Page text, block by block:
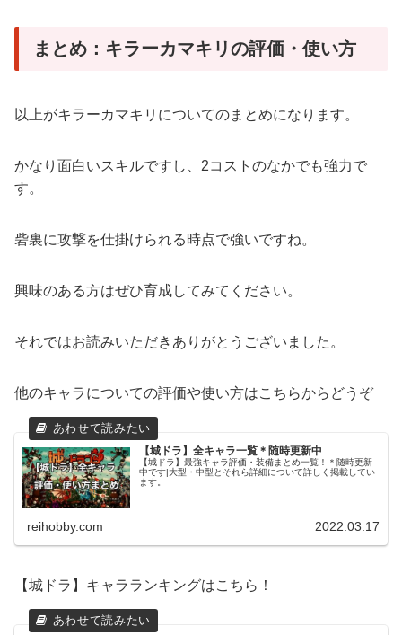
まとめ：キラーカマキリの評価・使い方
以上がキラーカマキリについてのまとめになります。
かなり面白いスキルですし、2コストのなかでも強力で
す。
砦裏に攻撃を仕掛けられる時点で強いですね。
興味のある方はぜひ育成してみてください。
それではお読みいただきありがとうございました。
他のキャラについての評価や使い方はこちらからどうぞ
【城ドラ】全キャラ一覧＊随時更新中
【城ドラ】最強キャラ評価・装備まとめ一覧！＊随時更新
中です|大型・中型とそれら詳細について詳しく掲載してい
ます。
reihobby.com 2022.03.17
【城ドラ】キャラランキングはこちら！